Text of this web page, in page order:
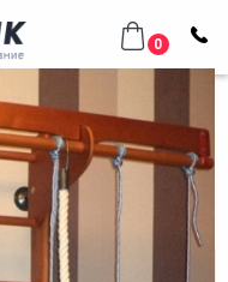
0
2Д.02.02" к стене
комплекс
к стене